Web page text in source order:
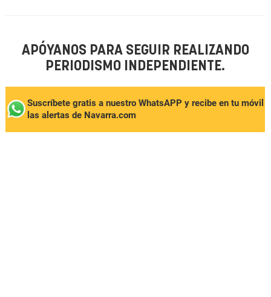
APÓYANOS PARA SEGUIR REALIZANDO
PERIODISMO INDEPENDIENTE.
Suscríbete gratis a nuestro WhatsAPP y recibe en tu móvil
las alertas de Navarra.com